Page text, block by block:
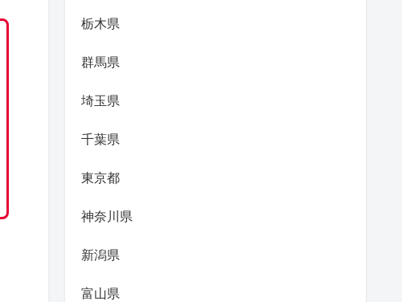
栃木県
群馬県
埼玉県
千葉県
東京都
神奈川県
新潟県
富山県